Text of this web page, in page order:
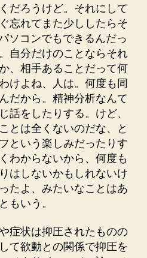
だろうけど。それにして
忘れてまた少ししたらそ
ソコンでもできるんだっ
自分だけのことならそれ
、相手あることだって何
けよね、人は。何度も同
だから。精神分析なんて
話をしたりする。けど、
とは全くないのだな、と
という楽しみだったりす
わからないから、何度も
はしないかもしれないけ
たよ、みたいなことはあ
もいう。
症状は抑圧されたものの
て欲動との関係で抑圧を